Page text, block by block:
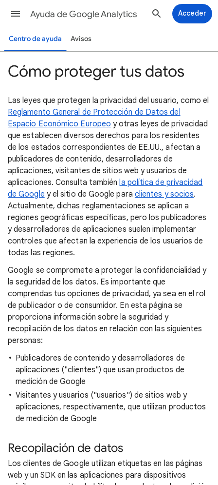
Ayuda de Google Analytics Acceder
Centro de ayuda Avisos
Cómo proteger tus datos
Las leyes que protegen la privacidad del usuario, como el
Reglamento General de Protección de Datos del
Espacio Económico Europeo y otras leyes de privacidad
que establecen diversos derechos para los residentes
de los estados correspondientes de EE.UU., afectan a
publicadores de contenido, desarrolladores de
aplicaciones, visitantes de sitios web y usuarios de
aplicaciones. Consulta tambiénla política de privacidad
de Google y el sitio de Google para clientes y socios.
Actualmente, dichas reglamentaciones se aplican a
regiones geográficas específicas, pero los publicadores
y desarrolladores de aplicaciones suelen implementar
controles que afectan la experiencia de los usuarios de
todas las regiones.
Google se compromete a proteger la confidencialidad y
la seguridad de los datos. Es importante que
comprendas tus opciones de privacidad, ya sea en el rol
de publicador o de consumidor. En esta página se
proporciona información sobre la seguridad y
recopilación de los datos en relación con las siguientes
personas:
Publicadores de contenido y desarrolladores de
aplicaciones ("clientes") que usan productos de
medición de Google
Visitantes y usuarios ("usuarios") de sitios web y
aplicaciones, respectivamente, que utilizan productos
de medición de Google
Recopilación de datos
Los clientes de Google utilizan etiquetas en las páginas
web y un SDK en las aplicaciones para dispositivos